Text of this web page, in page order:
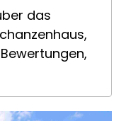
das